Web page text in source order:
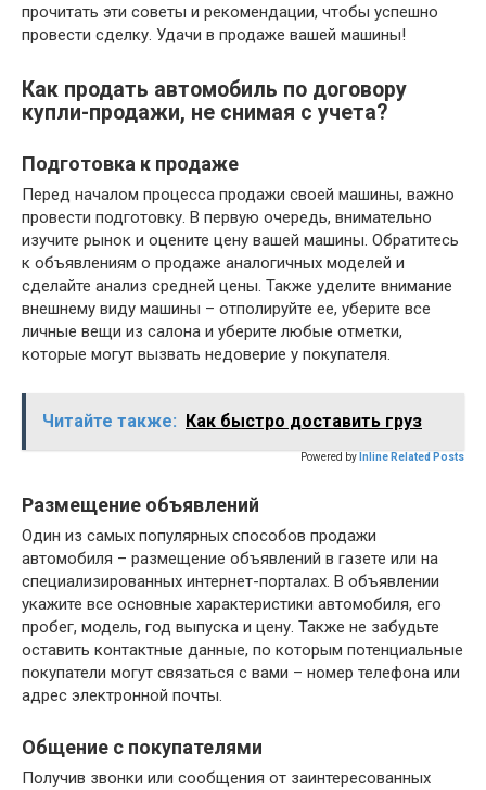
прочитать эти советы и рекомендации, чтобы успешно
провести сделку. Удачи в продаже вашей машины!
Как продать автомобиль по договору
купли-продажи, не снимая с учета?
Подготовка к продаже
Перед началом процесса продажи своей машины, важно
провести подготовку. В первую очередь, внимательно
изучите рынок и оцените цену вашей машины. Обратитесь
к объявлениям о продаже аналогичных моделей и
сделайте анализ средней цены. Также уделите внимание
внешнему виду машины – отполируйте ее, уберите все
личные вещи из салона и уберите любые отметки,
которые могут вызвать недоверие у покупателя.
Читайте также: Как быстро доставить груз
Powered by Inline Related Posts
Размещение объявлений
Один из самых популярных способов продажи
автомобиля – размещение объявлений в газете или на
специализированных интернет-порталах. В объявлении
укажите все основные характеристики автомобиля, его
пробег, модель, год выпуска и цену. Также не забудьте
оставить контактные данные, по которым потенциальные
покупатели могут связаться с вами – номер телефона или
адрес электронной почты.
Общение с покупателями
Получив звонки или сообщения от заинтересованных